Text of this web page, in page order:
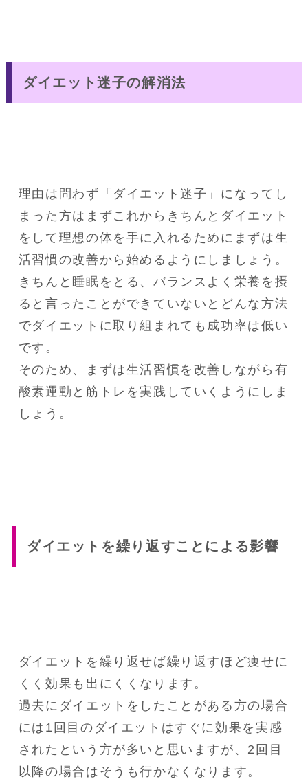
ダイエット迷子の解消法
理由は問わず「ダイエット迷子」になってし
まった方はまずこれからきちんとダイエット
をして理想の体を手に入れるためにまずは生
活習慣の改善から始めるようにしましょう。
きちんと睡眠をとる、バランスよく栄養を摂
ると言ったことができていないとどんな方法
でダイエットに取り組まれても成功率は低い
です。
そのため、まずは生活習慣を改善しながら有
酸素運動と筋トレを実践していくようにしま
ダイエットを繰り返すことによる影響
ダイエットを繰り返せば繰り返すほど痩せに
くく効果も出にくくなります。
過去にダイエットをしたことがある方の場合
には1回目のダイエットはすぐに効果を実感
されたという方が多いと思いますが、2回目
以降の場合はそうも行かなくなります。